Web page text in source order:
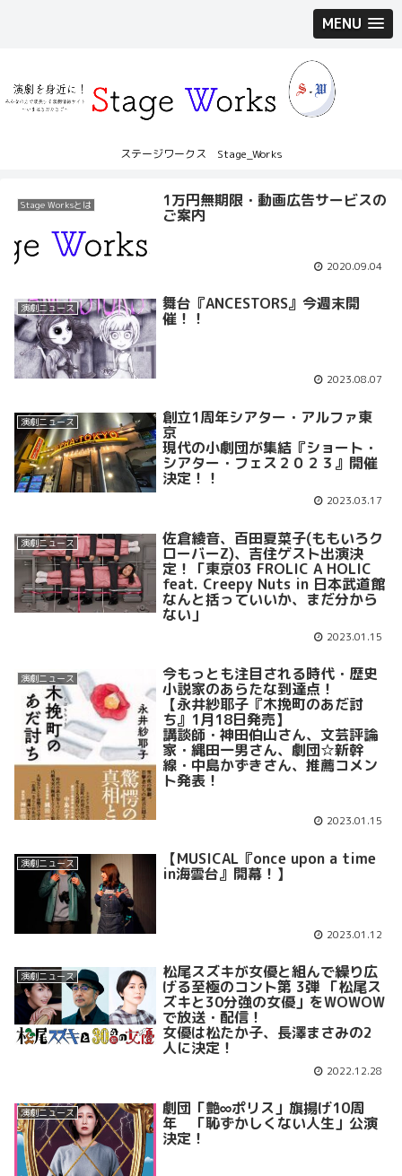
MENU
ステージワークス Stage_Works
Stage Worksとは 1万円無期限・動画広告サービスの
ご案内
2020.09.04
演劇ニュース 舞台『ANCESTORS』今週末開
催！！
2023.08.07
演劇ニュース 創立1周年シアター・アルファ東
京
現代の小劇団が集結『ショート・
シアター・フェス２０２３』開催
決定！！
2023.03.17
演劇ニュース 佐倉綾音、百田夏菜子(ももいろク
ローバーZ)、吉住ゲスト出演決
定！「東京03 FROLIC A HOLIC
feat. Creepy Nuts in 日本武道館
なんと括っていいか、まだ分から
ない」
2023.01.15
演劇ニュース 今もっとも注目される時代・歴史
小説家のあらたな到達点！
【永井紗耶子『木挽町のあだ討
ち』1月18日発売】
講談師・神田伯山さん、文芸評論
家・縄田一男さん、劇団☆新幹
線・中島かずきさん、推薦コメン
ト発表！
2023.01.15
演劇ニュース 【MUSICAL『once upon a time
in海雲台』開幕！】
2023.01.12
演劇ニュース 松尾スズキが女優と組んで繰り広
げる至極のコント第 3弾 「松尾ス
ズキと30分強の女優」をWOWOW
で放送・配信！
女優は松たか子、長澤まさみの2
人に決定！
2022.12.28
演劇ニュース 劇団「艶∞ポリス」旗揚げ10周
年 「恥ずかしくない人生」公演
決定！